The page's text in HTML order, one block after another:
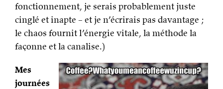
fonctionnement, je serais probablement juste
cinglé et inapte – et je n’écrirais pas davantage ;
le chaos fournit l’énergie vitale, la méthode la
façonne et la canalise.)
Mes
journées